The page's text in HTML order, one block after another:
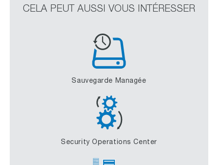
CELA PEUT AUSSI VOUS INTÉRESSER
Sauvegarde Managée
Security Operations Center